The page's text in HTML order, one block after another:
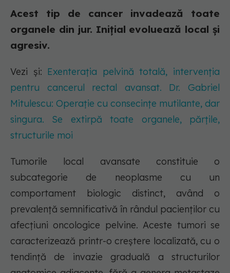
Acest tip de cancer invadează toate
organele din jur. Inițial evoluează local și
agresiv.
Vezi și: Exenterația pelvină totală, intervenția
pentru cancerul rectal avansat. Dr. Gabriel
Mitulescu: Operație cu consecințe mutilante, dar
singura. Se extirpă toate organele, părțile,
structurile moi
Tumorile local avansate constituie o
subcategorie de neoplasme cu un
comportament biologic distinct, având o
prevalență semnificativă în rândul pacienților cu
afecțiuni oncologice pelvine. Aceste tumori se
caracterizează printr-o creștere localizată, cu o
tendință de invazie graduală a structurilor